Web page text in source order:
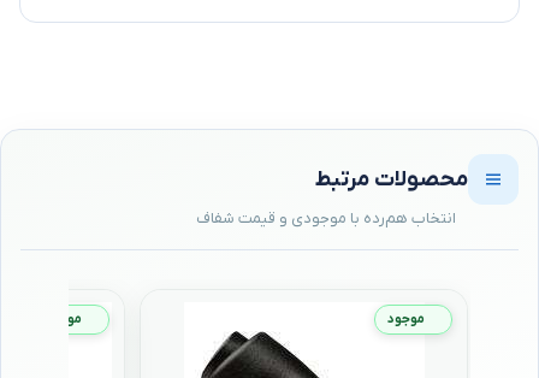
محصولات مرتبط
موجود موجود